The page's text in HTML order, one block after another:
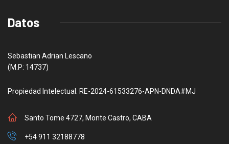
Datos
Sebastian Adrian Lescano
(M.P: 14737)
Propiedad Intelectual: RE-2024-61533276-APN-DNDA#MJ
Santo Tome 4727, Monte Castro, CABA
+54 911 32188778